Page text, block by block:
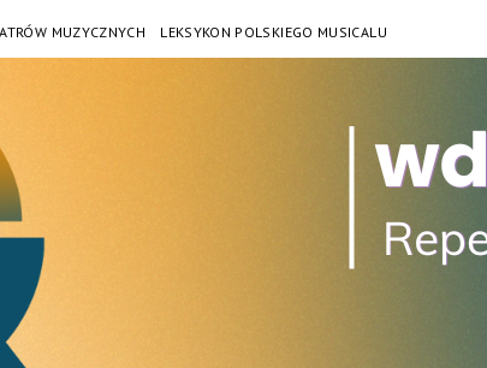
MUZYCZNYCH LEKSYKON POLSKIEGO MUSICALU